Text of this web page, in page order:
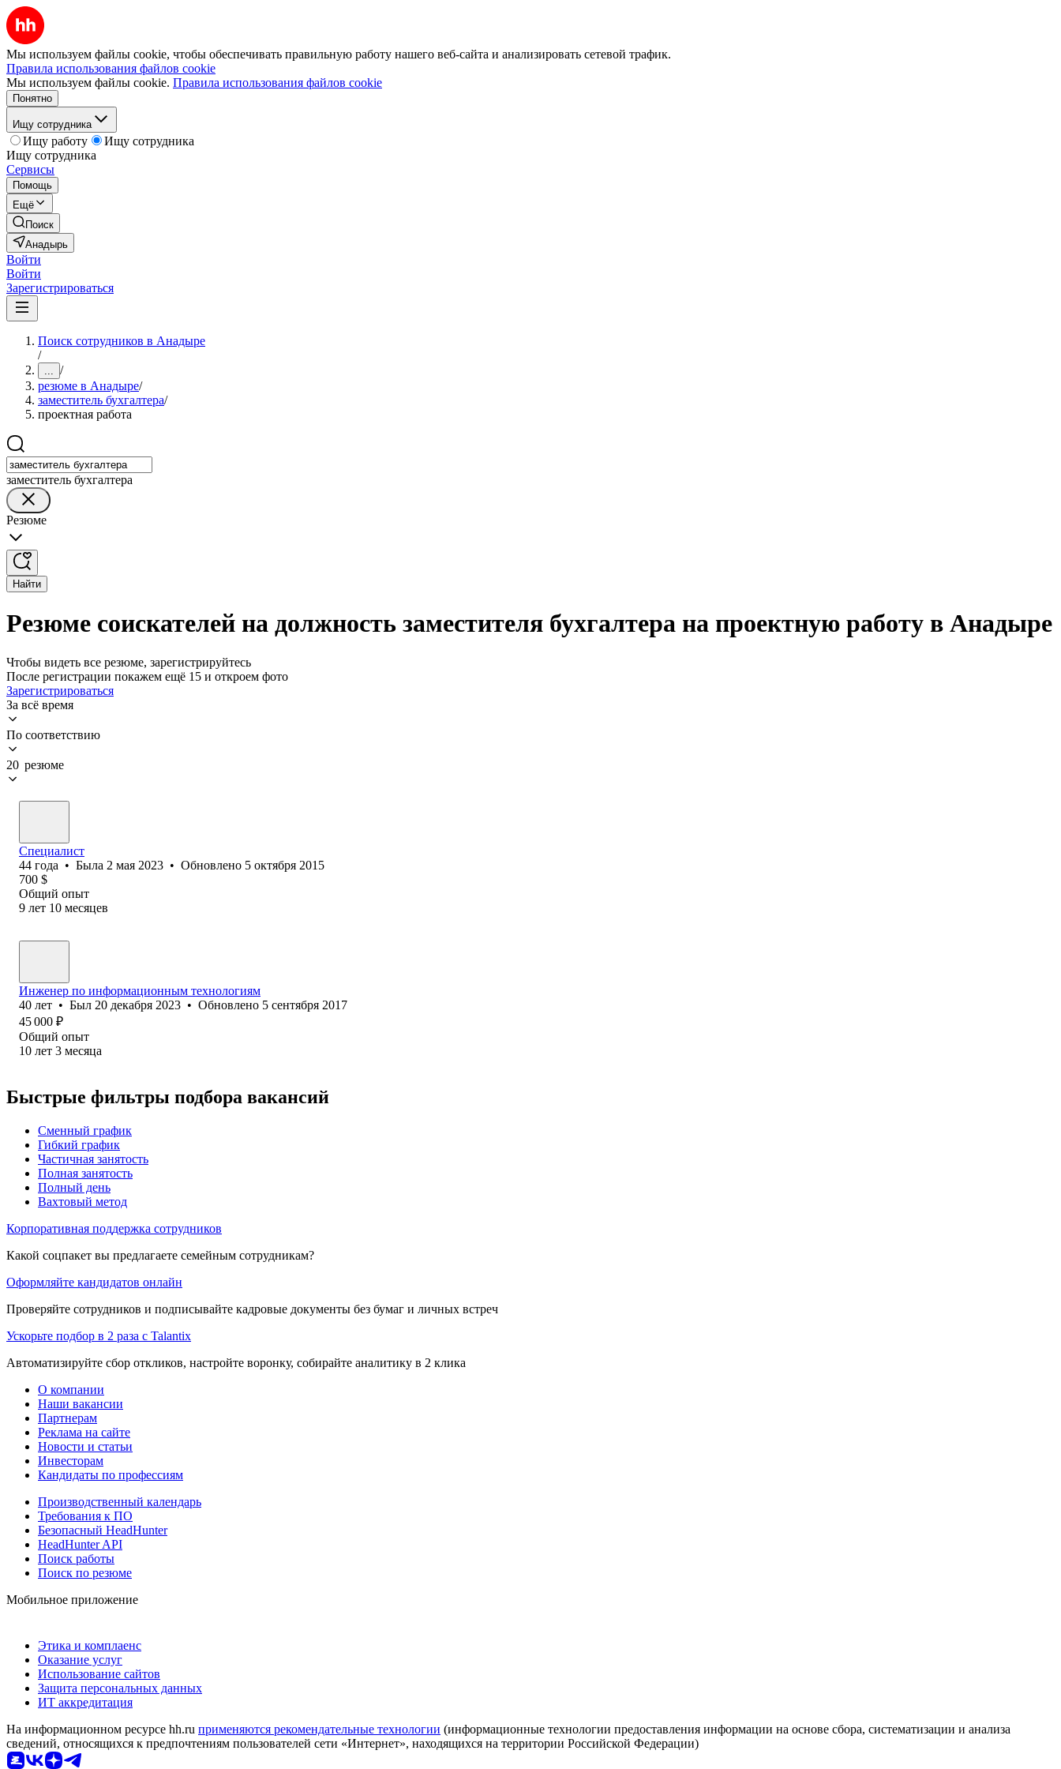
Мы используем файлы cookie, чтобы обеспечивать правильную работу нашего веб-сайта и анализировать сетевой трафик.
Правила использования файлов cookie
Мы используем файлы cookie. Правила использования файлов cookie
Понятно
Ищу сотрудника
Ищу работу
Ищу сотрудника
Ищу сотрудника
Сервисы
Помощь
Ещё
Поиск
Анадырь
Войти
Войти
Зарегистрироваться
Поиск сотрудников в Анадыре
/
... /
резюме в Анадыре/
заместитель бухгалтера/
проектная работа
заместитель бухгалтера
Резюме
Найти
Резюме соискателей на должность заместителя бухгалтера на проектную работу в Анадыре
Чтобы видеть все резюме, зарегистрируйтесь
После регистрации покажем ещё 15 и откроем фото
Зарегистрироваться
За всё время
По соответствию
20 резюме
Специалист
44 года • Была 2 мая 2023 • Обновлено 5 октября 2015
700 $
Общий опыт
9 лет 10 месяцев
Инженер по информационным технологиям
40 лет • Был 20 декабря 2023 • Обновлено 5 сентября 2017
45 000 ₽
Общий опыт
10 лет 3 месяца
Быстрые фильтры подбора вакансий
Сменный график
Гибкий график
Частичная занятость
Полная занятость
Полный день
Вахтовый метод
Корпоративная поддержка сотрудников
Какой соцпакет вы предлагаете семейным сотрудникам?
Оформляйте кандидатов онлайн
Проверяйте сотрудников и подписывайте кадровые документы без бумаг и личных встреч
Ускорьте подбор в 2 раза с Talantix
Автоматизируйте сбор откликов, настройте воронку, собирайте аналитику в 2 клика
О компании
Наши вакансии
Партнерам
Реклама на сайте
Новости и статьи
Инвесторам
Кандидаты по профессиям
Производственный календарь
Требования к ПО
Безопасный HeadHunter
HeadHunter API
Поиск работы
Поиск по резюме
Мобильное приложение
Этика и комплаенс
Оказание услуг
Использование сайтов
Защита персональных данных
ИТ аккредитация
На информационном ресурсе hh.ru применяются рекомендательные технологии (информационные технологии предоставления информации на основе сбора, систематизации и анализа
сведений, относящихся к предпочтениям пользователей сети «Интернет», находящихся на территории Российской Федерации)